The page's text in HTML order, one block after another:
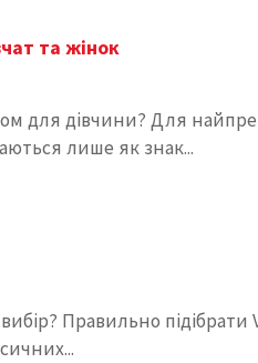
та жінок
дівчини? Для
лише як знак...
Правильно